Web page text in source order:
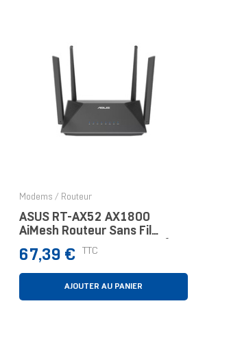
Modems / Routeur
ASUS RT-AX52 AX1800
AiMesh Routeur Sans Fil
Gigabit Ethernet Bi-Bande (2,4
GHz / 5 GHz) Noir
Prix
67,39 € TTC
AJOUTER AU PANIER